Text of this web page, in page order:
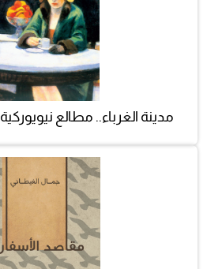
مدينة الغرباء.. مطالع نيويوركية